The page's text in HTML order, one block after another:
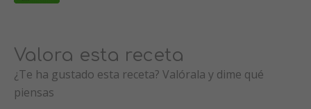
Valora esta receta
¿Te ha gustado esta receta? Valórala y dime qué
piensas